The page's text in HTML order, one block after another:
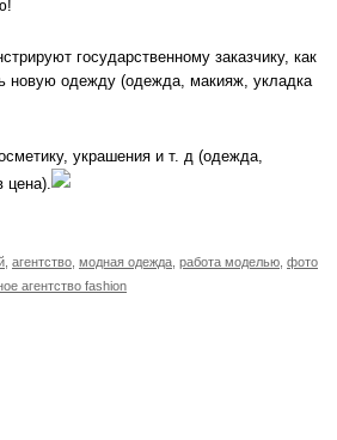
государственному заказчику, как
новую одежду (одежда, макияж, укладка
украшения и т. д (одежда,
цена).
агентство модная одежда работа моделью фото
агентство fashion